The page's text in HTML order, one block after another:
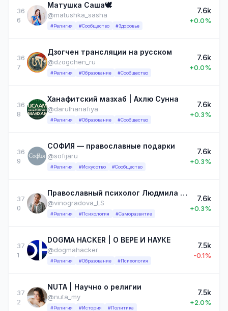
36
6
Матушка Саша🕊️
@matushka_sasha
#Религия #Сообщество #Здоровье
7.6k
+0.0%
36
7
Дзогчен трансляции на русском
@dzogchen_ru
#Религия #Образование #Сообщество
7.6k
+0.0%
36
8
Ханафитский мазхаб | Ахлю Сунна
@darulhanafiya
#Религия #Образование #Сообщество
7.6k
+0.3%
36
9
СОФИЯ — православные подарки
@sofijaru
#Религия #Искусство #Сообщество
7.6k
+0.3%
37
0
Православный психолог Людмила Виноградова
@vinogradova_LS
#Религия #Психология #Саморазвитие
7.6k
+0.3%
37
1
DOGMA HАCKER | О ВЕРЕ И НАУКЕ
@dogmahacker
#Религия #Образование #Психология
7.5k
-0.1%
37
2
NUTA | Научно о религии
@nuta_my
#Религия #История #Политика
7.5k
+2.0%